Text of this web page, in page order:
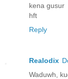
kena gusur
hft
Reply
Realodix
Waduwh,